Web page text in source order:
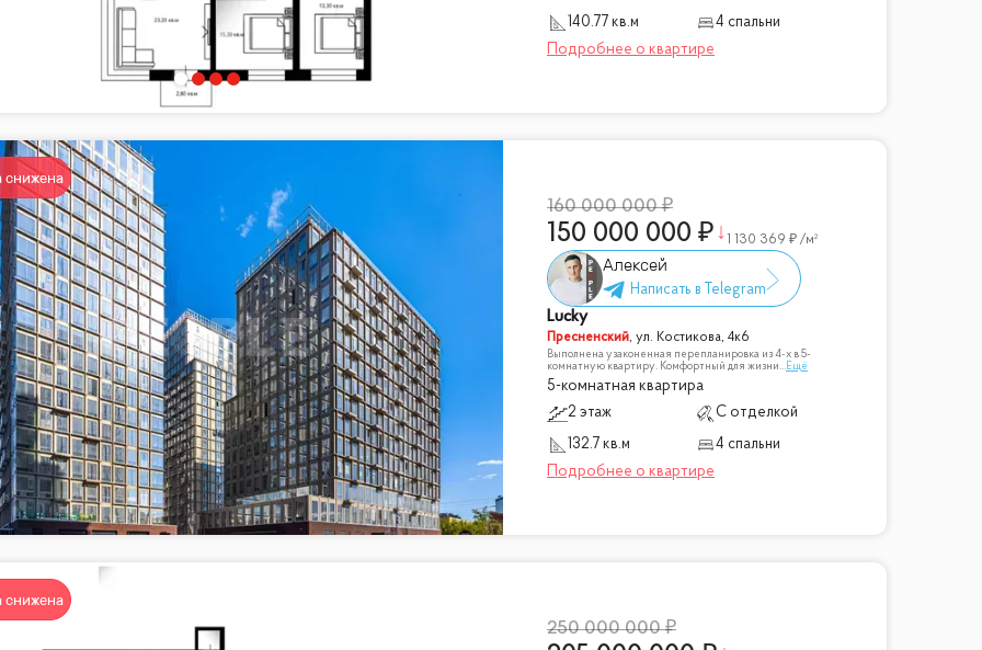
140.77 кв.м 4 спальни
снижена
160 000 000
150 000 000 1 130 369 /м²
Алексей
Lucky
Пресненский, ул. Костикова, 4к6
Выполнена узаконенная перепланировка из 4-х в 5-
комнатную квартиру. Комфортный для жизни...Ещё
5-комнатная квартира
2 этаж
С отделкой
132.7 кв.м
4 спальни
снижена
250 000 000